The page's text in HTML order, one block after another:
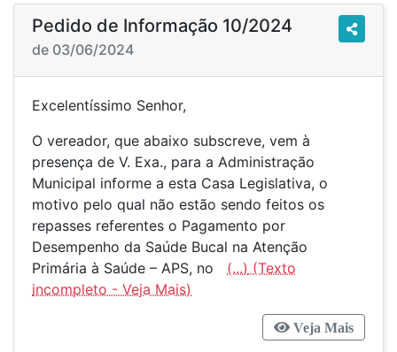
Pedido de Informação 10/2024
de 03/06/2024
Excelentíssimo Senhor,
O vereador, que abaixo subscreve, vem à
presença de V. Exa., para a Administração
Municipal informe a esta Casa Legislativa, o
motivo pelo qual não estão sendo feitos os
repasses referentes o Pagamento por
Desempenho da Saúde Bucal na Atenção
Primária à Saúde – APS, no (...)
Veja Mais